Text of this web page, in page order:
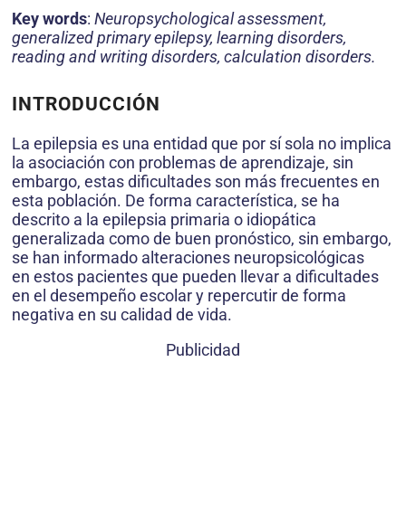
Key words: Neuropsychological assessment,
generalized primary epilepsy, learning disorders,
reading and writing disorders, calculation disorders.
INTRODUCCIÓN
La epilepsia es una entidad que por sí sola no implica
la asociación con problemas de aprendizaje, sin
embargo, estas dificultades son más frecuentes en
esta población. De forma característica, se ha
descrito a la epilepsia primaria o idiopática
generalizada como de buen pronóstico, sin embargo,
se han informado alteraciones neuropsicológicas
en estos pacientes que pueden llevar a dificultades
en el desempeño escolar y repercutir de forma
negativa en su calidad de vida.
Publicidad